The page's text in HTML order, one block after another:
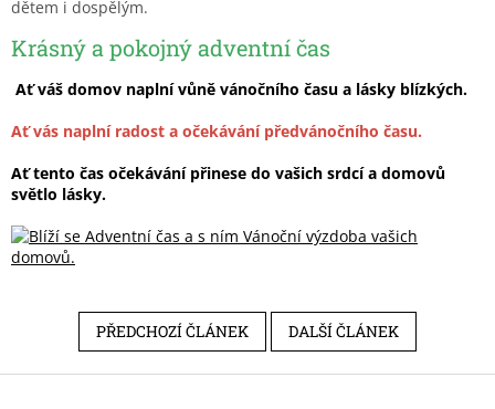
dětem i dospělým.
Krásný a pokojný adventní čas
Ať váš domov naplní vůně vánočního času a lásky blízkých.
Ať vás naplní radost a očekávání předvánočního času.
Ať tento čas očekávání přinese do vašich srdcí a domovů
světlo lásky.
PŘEDCHOZÍ ČLÁNEK DALŠÍ ČLÁNEK
Z